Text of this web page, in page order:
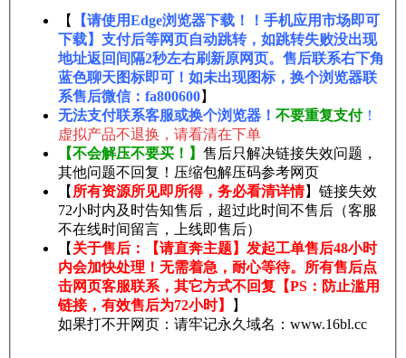
【
【请使用Edge浏览器下载！！手机应用市场即可
下载】支付后等网页自动跳转，如跳转失败没出现
地址返回间隔2秒左右刷新原网页。售后联系右下角
蓝色聊天图标即可！如未出现图标，换个浏览器联
系售后微信：fa800600】
无法支付联系客服或换个浏览器！ 不要重复支付！
虚拟产品不退换，请看清在下单
【不会解压不要买！】 售后只解决链接失效问题，
其他问题不回复！压缩包解压码参考网页
【 所有资源所见即所得，务必看清详情】链接失效
72小时内及时告知售后，超过此时间不售后（客服
不在线时间留言，上线即售后）
【 关于售后：【请直奔主题】发起工单售后48小时
内会加快处理！无需着急，耐心等待。所有售后点
击网页客服联系，其它方式不回复【PS：防止滥用
链接，有效售后为72小时】
】
如果打不开网页：请牢记永久域名：www.16bl.cc